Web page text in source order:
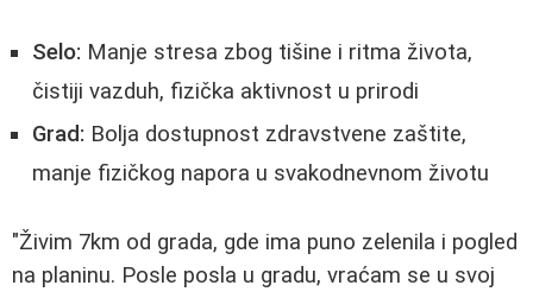
Selo: Manje stresa zbog tišine i ritma života,
čistiji vazduh, fizička aktivnost u prirodi
Grad: Bolja dostupnost zdravstvene zaštite,
manje fizičkog napora u svakodnevnom životu
"Živim 7km od grada, gde ima puno zelenila i pogled
na planinu. Posle posla u gradu, vraćam se u svoj